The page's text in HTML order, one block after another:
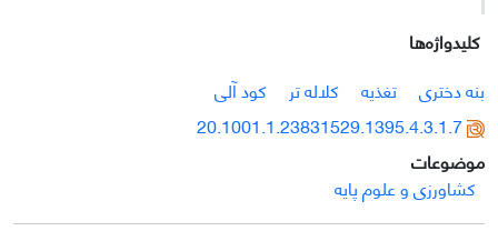
کلیدواژه‌ها
بنه دختری
تغذیه کلاله تر
کود آلی
20.1001.1.23831529.1395.4.3.1.7
موضوعات
کشاورزی و علوم پایه